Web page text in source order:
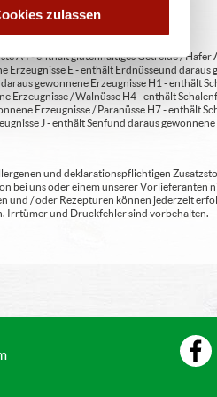
zulassen
A4 - enthält glutenhaltiges Getreide / Hafer
E - enthält Erdnüsse und daraus
gewonnene Erzeugnisse H1 - enthält
Erzeugnisse / Walnüsse H4 - enthält
Erzeugnisse / Paranüsse H7 - enthält
J - enthält Senf und daraus
und deklarationspflichtigen
bei uns oder einem unserer Vorlieferanten
und / oder Rezepturen können jederzeit
Irrtümer und Druckfehler sind vorbehalten.